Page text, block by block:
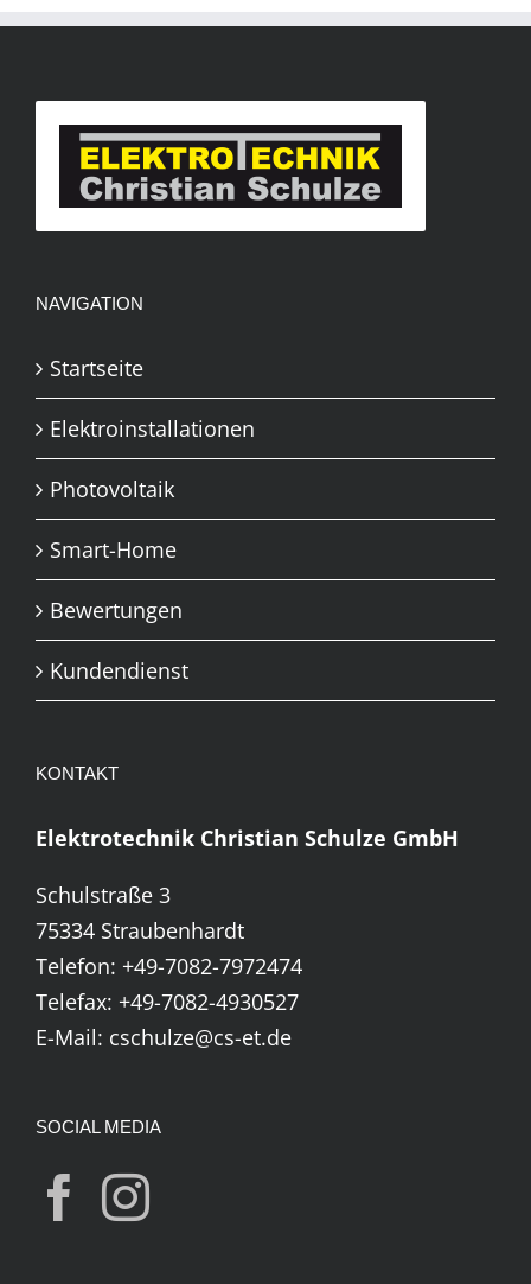
NAVIGATION
Startseite
Elektroinstallationen
Photovoltaik
Smart-Home
Bewertungen
Kundendienst
KONTAKT
Elektrotechnik Christian Schulze GmbH
Schulstraße 3
75334 Straubenhardt
Telefon: +49-7082-7972474
Telefax: +49-7082-4930527
E-Mail: cschulze@cs-et.de
SOCIAL MEDIA